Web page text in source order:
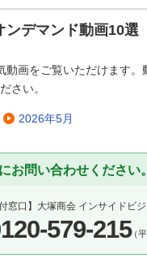
ンデマンド動画10選
動画をご覧いただけます
さい。
2026年5月
お問い合わせください。
窓口】 大塚商会 インサイドビ
579-215（